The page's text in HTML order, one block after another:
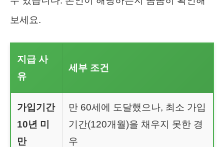
보세요.
지급 사
유
세부 조건
가입기간
10년 미
만
만 60세에 도달했으나, 최소 가입
기간(120개월)을 채우지 못한 경
우